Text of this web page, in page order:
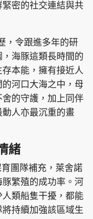
密的社交連結與共
，令跟進多年的研
海豚這類長時間的
本能，擁有接近人
河口大海之中，母
的守護，加上同伴
人亦最沉重的畫
緒
團隊補充，萊舍諾
繁殖的成功率。河
類船隻干擾，都能
持續加強該區域生